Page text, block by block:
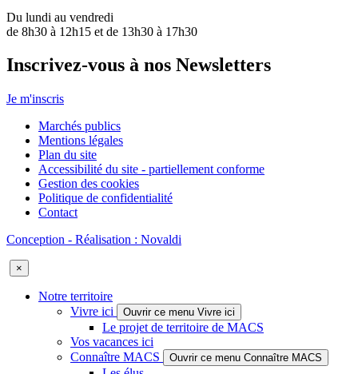
Du lundi au vendredi
de 8h30 à 12h15 et de 13h30 à 17h30
Inscrivez-vous à nos Newsletters
Je m'inscris
Marchés publics
Mentions légales
Plan du site
Accessibilité du site - partiellement conforme
Gestion des cookies
Politique de confidentialité
Contact
Conception - Réalisation : Novaldi
×
Notre territoire
Vivre ici
Ouvrir ce menu Vivre ici
Le projet de territoire de MACS
Vos vacances ici
Connaître MACS
Ouvrir ce menu Connaître MACS